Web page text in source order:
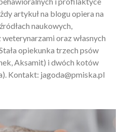
artykuł na blogu opiera na
naukowych,
oraz własnych
opiekunka trzech psów
Aksamit) i dwóch kotów
Kontakt: jagoda@pmiska.pl